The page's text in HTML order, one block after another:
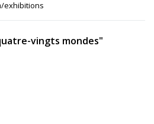
exhibitions
vingts mondes"